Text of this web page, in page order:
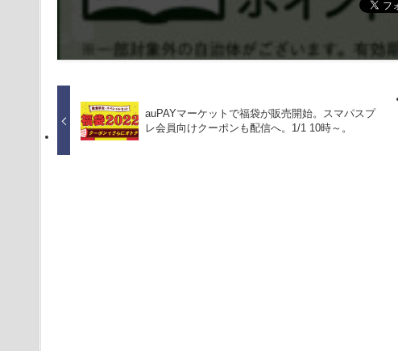
auPAYマーケットで福袋が販売開始。スマパスプ
レ会員向けクーポンも配信へ。1/1 10時～。